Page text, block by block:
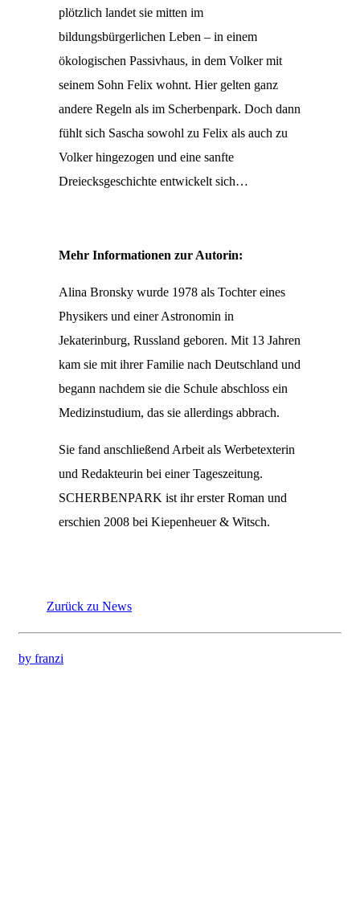
plötzlich landet sie mitten im
bildungsbürgerlichen Leben – in einem
ökologischen Passivhaus, in dem Volker mit
seinem Sohn Felix wohnt. Hier gelten ganz
andere Regeln als im Scherbenpark. Doch dann
fühlt sich Sascha sowohl zu Felix als auch zu
Volker hingezogen und eine sanfte
Dreiecksgeschichte entwickelt sich…
Mehr Informationen zur Autorin:
Alina Bronsky wurde 1978 als Tochter eines
Physikers und einer Astronomin in
Jekaterinburg, Russland geboren. Mit 13 Jahren
kam sie mit ihrer Familie nach Deutschland und
begann nachdem sie die Schule abschloss ein
Medizinstudium, das sie allerdings abbrach.
Sie fand anschließend Arbeit als Werbetexterin
und Redakteurin bei einer Tageszeitung.
SCHERBENPARK ist ihr erster Roman und
erschien 2008 bei Kiepenheuer & Witsch.
Zurück zu News
by franzi